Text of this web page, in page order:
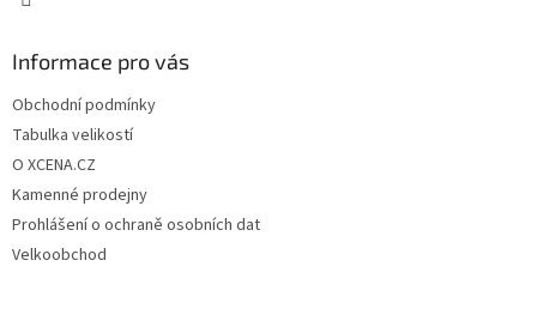
Informace pro vás
Obchodní podmínky
Tabulka velikostí
O XCENA.CZ
Kamenné prodejny
Prohlášení o ochraně osobních dat
Velkoobchod